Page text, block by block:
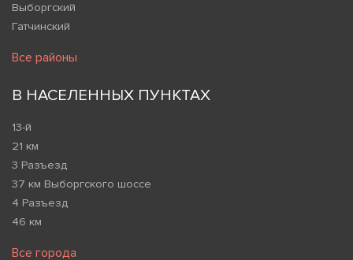
Выборгский
Гатчинский
Все районы
В НАСЕЛЕННЫХ ПУНКТАХ
13-й
21 км
3 Разъезд
37 км Выборгского шоссе
4 Разъезд
46 км
Все города